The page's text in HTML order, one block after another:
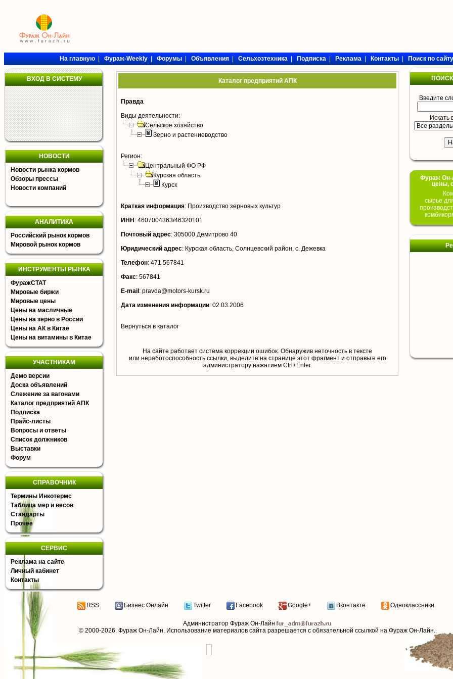
На главную|Фураж-Weekly|Форумы|Объявления|Сельхозтехника|Подписка|Реклама|Контакты|Поиск по сайту
ВХОД В СИСТЕМУ
НОВОСТИ
Новости рынка кормов
Обзоры прессы
Новости компаний
АНАЛИТИКА
Российский рынок кормов
Мировой рынок кормов
ИНСТРУМЕНТЫ РЫНКА
ФуражСТАТ
Мировые биржи
Мировые цены
Цены на масличные
Цены на зерно в России
Цены на АК в Китае
Цены на витамины в Китае
УЧАСТНИКАМ
Демо версии
Доска объявлений
Слежение за вагонами
Каталог предприятий АПК
Подписка
Прайс-листы
Вопросы и ответы
Список должников
Выставки
Форум
СПРАВОЧНИК
Термины Инкотермс
Таблица мер и весов
Стандарты
Прочее
СЕРВИС
Реклама на сайте
Личный кабинет
Контакты
Каталог предприятий АПК
Правда
Виды деятельности:
Сельское хозяйство
Зерно и растениеводство
Регион:
Центральный ФО РФ
Курская область
Курск
Краткая информация: Производство зерновых культур
ИНН : 4607004363/46320101
Почтовый адрес: 305000 Демитрово 40
Юридический адрес: Курская область, Солнцевский район, с. Дежевка
Телефон: 471 567841
Факс: 567841
E-mail : pravda@motors-kursk.ru
Дата изменения информации: 02.03.2006
Вернуться в каталог
На сайте работает система коррекции ошибок. Обнаружив неточность в тексте
или неработоспособность ссылки, выделите на странице этот фрагмент и отправьте его
aдминистратору нажатием Ctrl+Enter.
Введите
Искать
Фураж Он-
цены,
сырье
RSS Бизнес Онлайн Twitter Facebook Google+ Вконтакте Одноклассники
Администратор Фураж Он-Лайн
© 2000-2026, Фураж Он-Лайн. Использование материалов сайта разрешается с обязательной ссылкой на Фураж Он-Лайн.